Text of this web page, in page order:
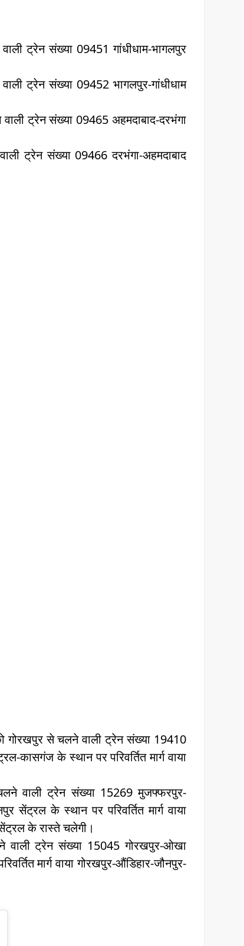
ट्रेन संख्या 09451 गांधीधाम-भागलपुर
ट्रेन संख्या 09452 भागलपुर-गांधीधाम
ट्रेन संख्या 09465 अहमदाबाद-दरभंगा
ट्रेन संख्या 09466 दरभंगा-अहमदाबाद
से चलने वाली ट्रेन संख्या 19410
कासगंज के स्थान पर परिवर्तित मार्ग वाया
वाली ट्रेन संख्या 15269 मुजफ्फरपुर-
सेंट्रल के स्थान पर परिवर्तित मार्ग वाया
सेंट्रल के रास्ते चलेगी।
ट्रेन संख्या 15045 गोरखपुर-ओखा
मार्ग वाया गोरखपुर-औंडिहार-जौनपुर-